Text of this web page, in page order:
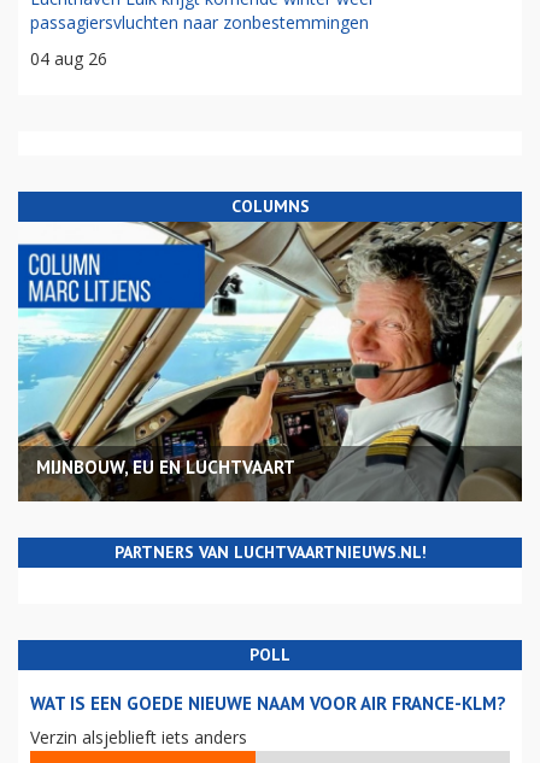
passagiersvluchten naar zonbestemmingen
04 aug 26
COLUMNS
MIJNBOUW, EU EN LUCHTVAART
PARTNERS VAN LUCHTVAARTNIEUWS.NL!
POLL
WAT IS EEN GOEDE NIEUWE NAAM VOOR AIR FRANCE-KLM?
Verzin alsjeblieft iets anders